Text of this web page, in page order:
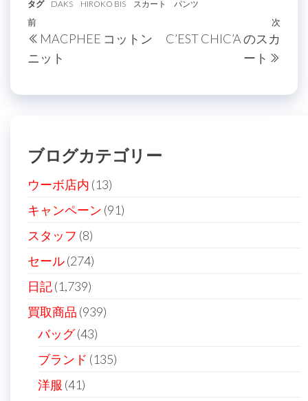
タグ DAKS HIROKO BIS スカート パンツ
投
稿
ナ
ビ
シ
ョ
ン
過
去
の
前
MACPHEE コットン
ニット
次
次
C’EST CHIC’A のスカ
ート
ブログカテゴリー
ウーボ店内 (13)
キャンペーン (91)
スタッフ (8)
セール(274)
日記(1,739)
買取商品 (939)
バッグ(43)
ブランド (135)
洋服 (41)